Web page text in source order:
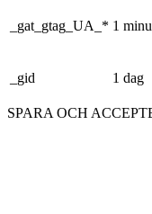
_gat_gtag_UA_* 1
_gid 1 dag
SPARA OCH